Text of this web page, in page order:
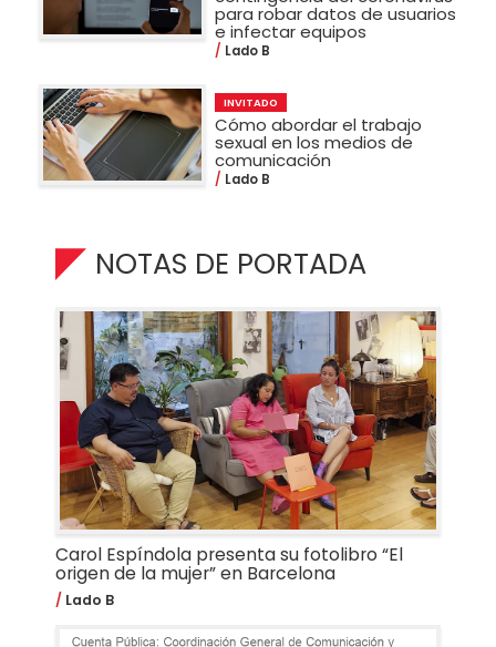
para robar datos de usuarios
e infectar equipos
Lado B
INVITADO
Cómo abordar el trabajo
sexual en los medios de
comunicación
Lado B
NOTAS DE PORTADA
Carol Espíndola presenta su fotolibro “El
origen de la mujer” en Barcelona
Lado B